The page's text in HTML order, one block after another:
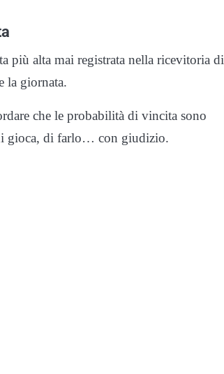
più alta mai registrata nella ricevitoria di
la giornata.
che le probabilità di vincita sono
gioca, di farlo… con giudizio.